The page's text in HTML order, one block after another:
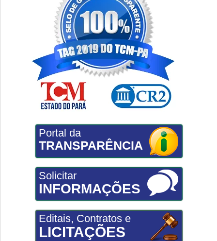
Portal da
TRANSPARÊNCIA
Solicitar
INFORMAÇÕES
Editais, Contratos e
LICITAÇÕES